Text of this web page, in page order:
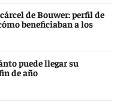
de Bouwer: perfil de
beneficiaban a los
puede llegar su
de año